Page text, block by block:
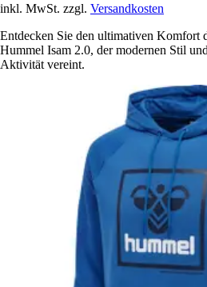
inkl. MwSt. zzgl. Versandkosten
Entdecken Sie den ultimativen Komfort
Hummel Isam 2.0, der modernen Stil
Aktivität vereint.